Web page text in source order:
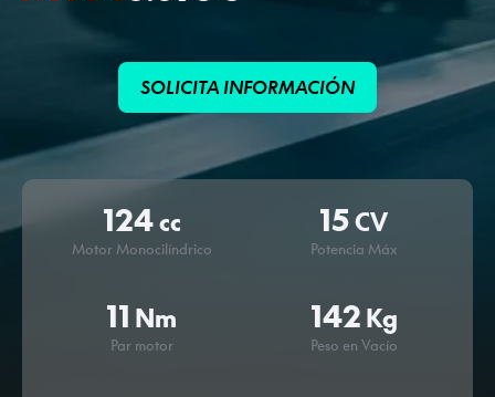
SOLICITA INFORMACIÓN
124cc
Motor Monocilíndrico
15CV
Potencia Máx
11 Nm
Par motor
142 Kg
Peso en Vacío